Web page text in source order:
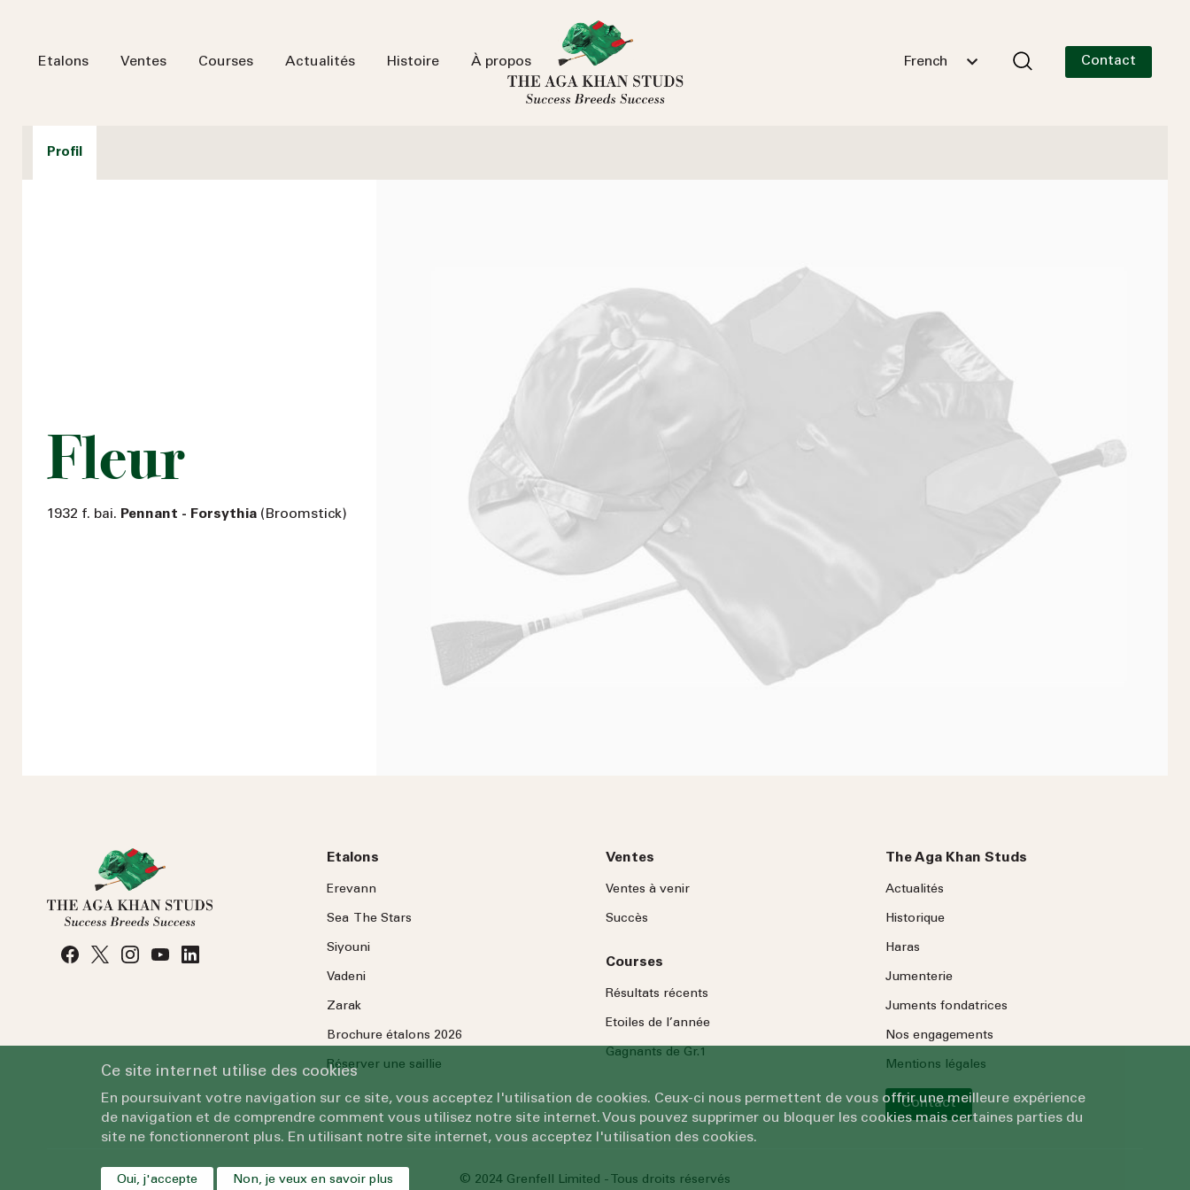
Etalons Ventes Courses Actualités Histoire À propos French Contact
Profil
Fleur
1932 f. bai. Pennant - Forsythia (Broomstick)
Etalons
Erevann
Sea TheStars
Siyouni
Vadeni
Zarak
Brochure étalons 2026
Réserver une saillie
Ventes
Ventes à venir
Succès
Courses
Résultats récents
Etoiles de l’année
Gagnants de Gr.1
The Aga Khan Studs
Actualités
Historique
Haras
Jumenterie
Juments fondatrices
Nos engagements
Mentions légales
Contact
© 2024 Grenfell Limited - Tous droits réservés
Ce site internet utilise des cookies
En poursuivant votre navigation sur ce site, vous acceptez l'utilisation de cookies. Ceux-ci nous permettent de vous offrir une meilleure expérience
de navigation et de comprendre comment vous utilisez notre site internet. Vous pouvez supprimer ou bloquer les cookies mais certaines parties du
site ne fonctionneront plus. En utilisant notre site internet, vous acceptez l'utilisation des cookies.
Oui, j'accepte Non, je veux en savoir plus